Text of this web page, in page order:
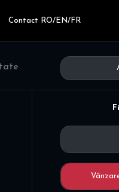
Contact RO/EN/FR